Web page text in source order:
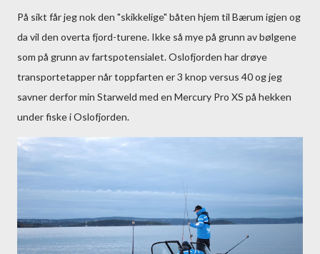
På sikt får jeg nok den "skikkelige" båten hjem til Bærum igjen og
da vil den overta fjord-turene. Ikke så mye på grunn av bølgene
som på grunn av fartspotensialet. Oslofjorden har drøye
transportetapper når toppfarten er 3 knop versus 40 og jeg
savner derfor min Starweld med en Mercury Pro XS på hekken
under fiske i Oslofjorden.